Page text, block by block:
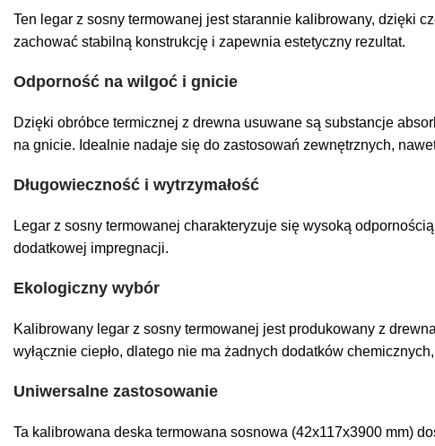
Ten legar z sosny termowanej jest starannie kalibrowany, dzięki
zachować stabilną konstrukcję i zapewnia estetyczny rezultat.
Odporność na wilgoć i gnicie
Dzięki obróbce termicznej z drewna usuwane są substancje
na gnicie. Idealnie nadaje się do zastosowań zewnętrznych,
Długowieczność i wytrzymałość
Legar z sosny termowanej charakteryzuje się wysoką
dodatkowej impregnacji.
Ekologiczny wybór
Kalibrowany legar z sosny termowanej jest produkowany z
wyłącznie ciepło, dlatego nie ma żadnych dodatków
Uniwersalne zastosowanie
Ta kalibrowana deska termowana sosnowa (42x117x3900 mm)